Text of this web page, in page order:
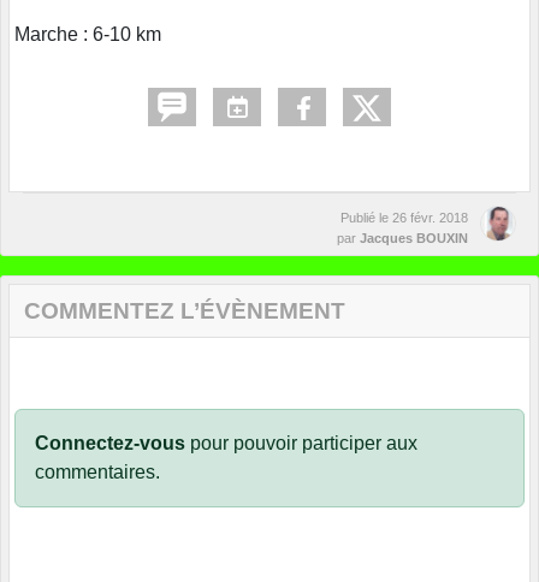
Marche : 6-10 km
Publié le 26 févr. 2018
par Jacques BOUXIN
COMMENTEZ L’ÉVÈNEMENT
Connectez-vous pour pouvoir participer aux
commentaires.